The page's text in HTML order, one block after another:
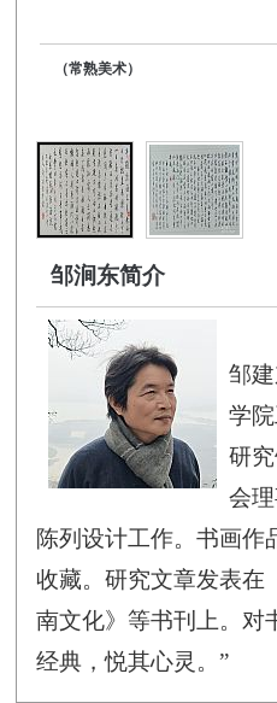
（常熟美术）
邹涧东简介
邹
学
研
会
陈列设计工作。书画作
收藏。研究文章发表在
南文化》等书刊上。对
经典，悦其心灵。”